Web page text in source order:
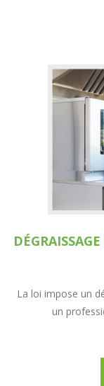
La loi impose un
un